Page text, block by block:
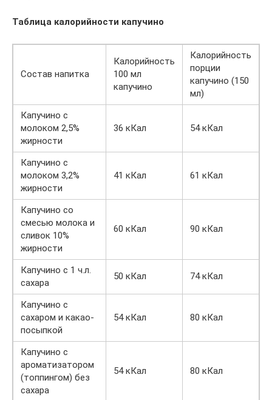
Таблица калорийности капучино
Состав напитка
Калорийность
100 мл
капучино
Калорийность
порции
капучино (150
мл)
Капучино с
молоком 2,5%
жирности
36 кКал 54 кКал
Капучино с
молоком 3,2%
жирности
41 кКал 61 кКал
Капучино со
смесью молока и
сливок 10%
жирности
60 кКал 90 кКал
Капучино с 1 ч.л.
сахара
50 кКал 74 кКал
Капучино с
сахаром и какао-
посыпкой
54 кКал 80 кКал
Капучино с
ароматизатором
(топпингом) без
сахара
54 кКал 80 кКал